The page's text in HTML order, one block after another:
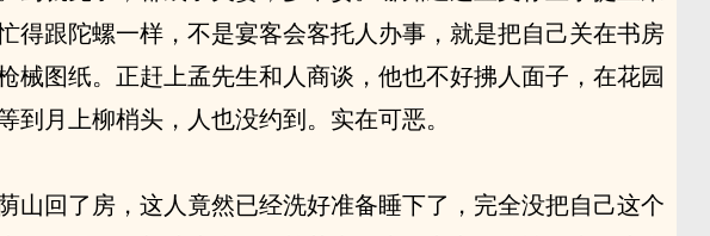
得跟陀螺一样，不是宴客会客托人办事，就是把自己关在书房
械图纸。正赶上孟先生和人商谈，他也不好拂人面子，在花园
到月上柳梢头，人也没约到。实在可恶。
山回了房，这人竟然已经洗好准备睡下了，完全没把自己这个